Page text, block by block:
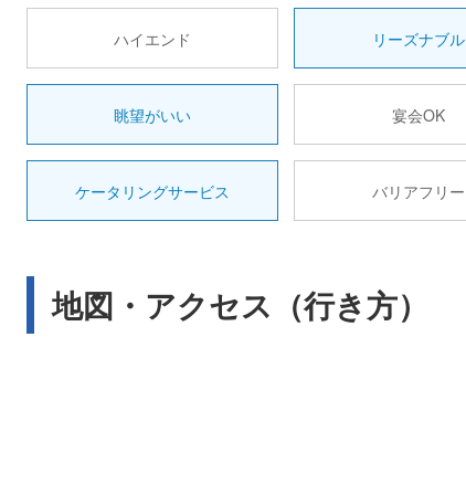
ハイエンド リーズナブル
眺望がいい 宴会OK
ケータリングサービス バリアフリー
地図・アクセス（行き方）